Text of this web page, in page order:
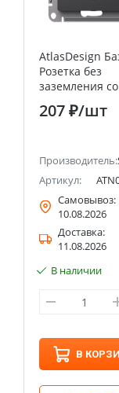
(ранее Schneider
AtlasDesign
Розетка без
заземления со
шторками, 16А,
механизм
207 ₽/шт
Производитель:
Артикул:
Самовывоз:
10.08.2026
Доставка:
11.08.2026
В наличии
В